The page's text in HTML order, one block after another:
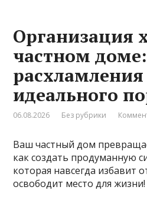
Организация
частном
идеального
06.08.2026 Без рубрики
Ваш частный дом
как создать продуманную
которая навсегда избавит
освободит место для жизни!